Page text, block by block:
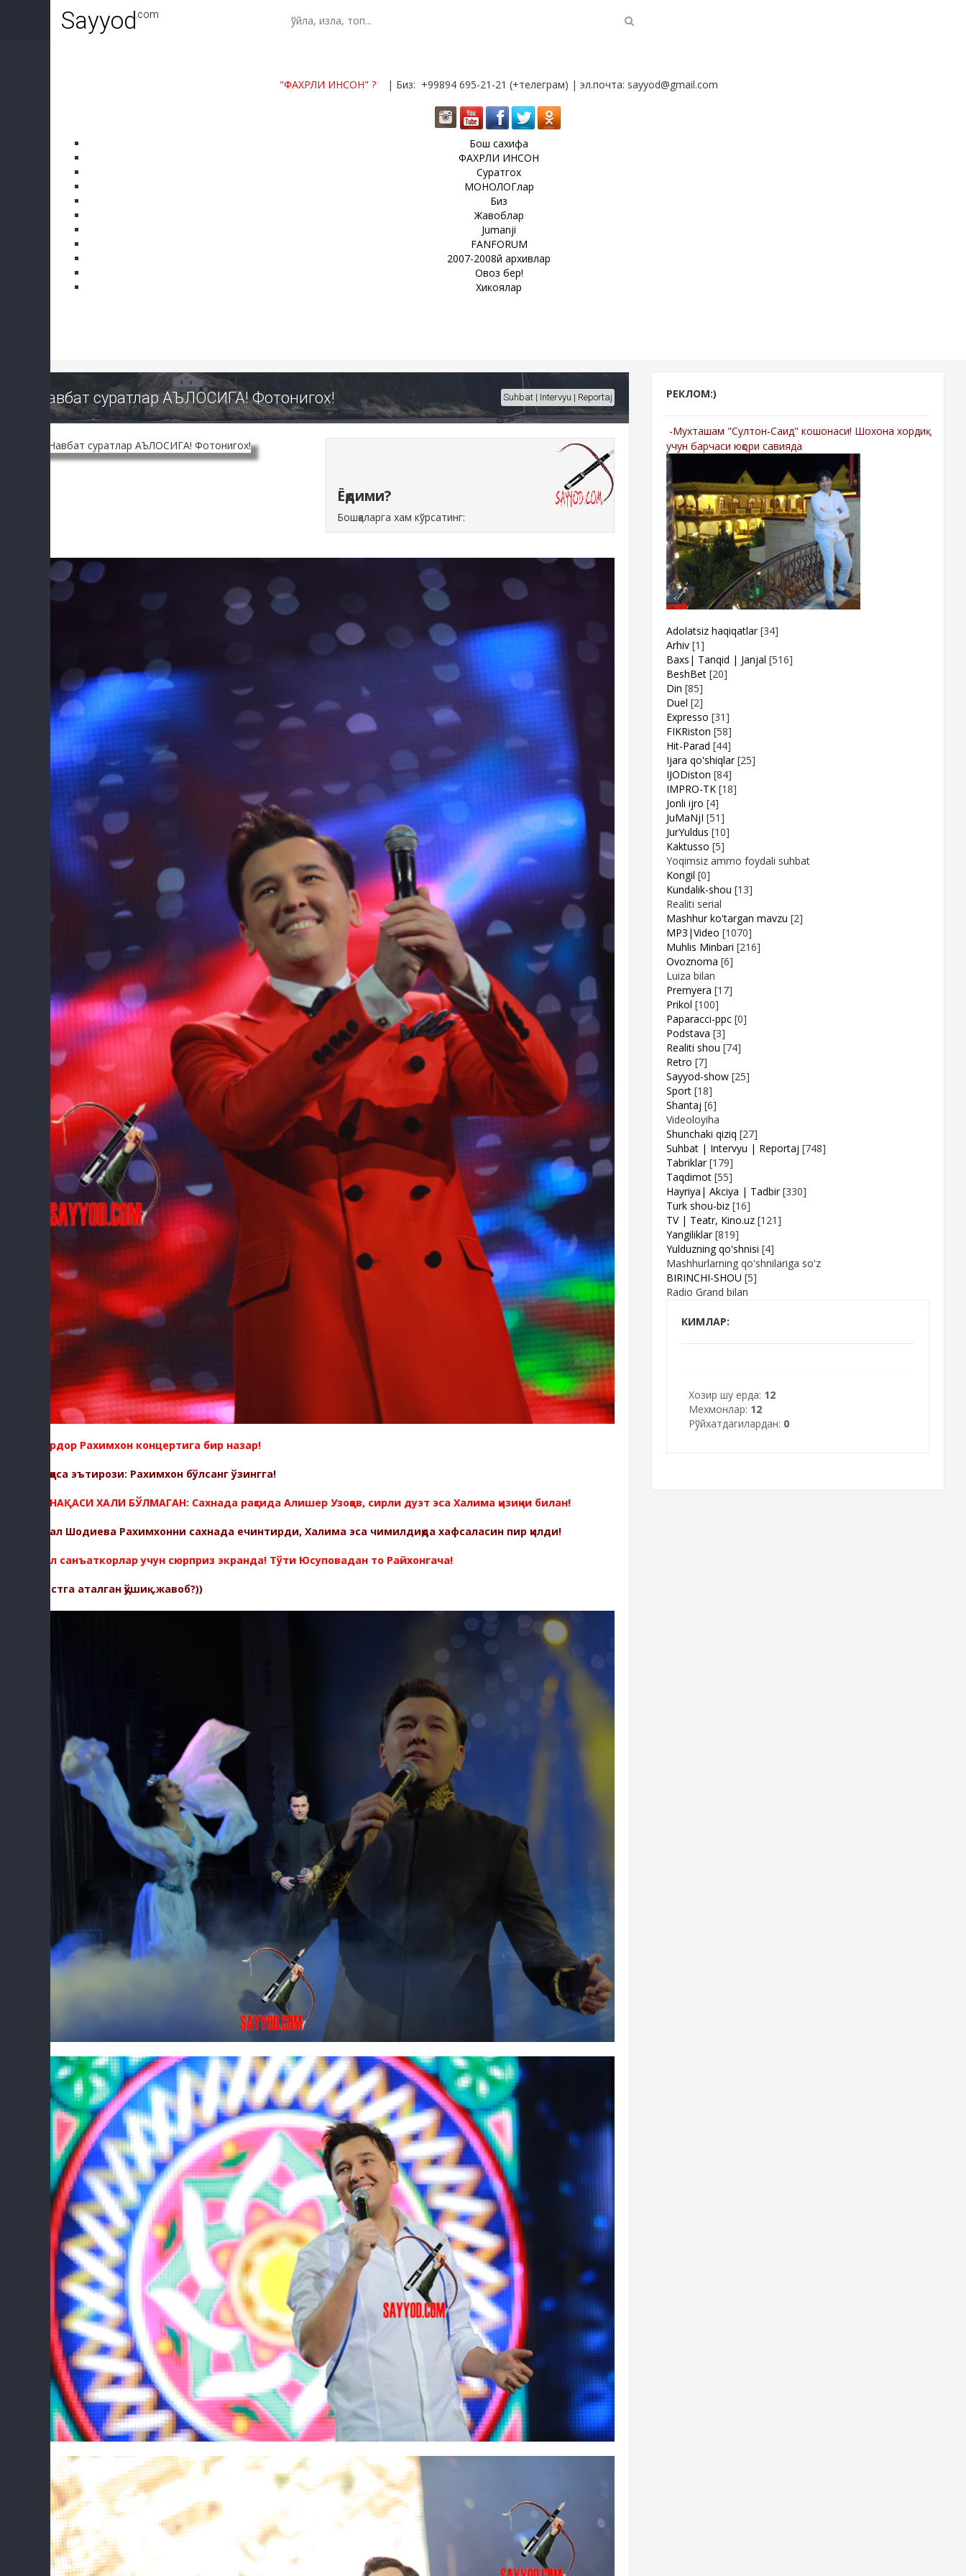
Sayyod.com
"ФАХРЛИ ИНСОН"? | Биз: +99894 695-21-21 (+телеграм) | эл.почта: sayyod@gmail.com
Бош сахифа
ФАХРЛИ ИНСОН
Суратгох
МОНОЛОГлар
Биз
Жавоблар
Jumanji
FANFORUM
2007-2008й архивлар
Овоз бер!
Хикоялар
Навбат суратлар АЪЛОСИГА! Фотонигох! Suhbat | Intervyu | Reportaj
Ёқдими?
Бошқаларга хам кўрсатинг:
Сардор Рахимхон концертига бир назар!
Раққоса эътирози: Рахимхон бўлсанг ўзингга!
БУНАҚАСИ ХАЛИ БЎЛМАГАН: Сахнада рақсида Алишер Узоқов, сирли дуэт эса Халима қизиқчи билан!
Асал Шодиева Рахимхонни сахнада ечинтирди, Халима эса чимилдиқда хафсаласин пир қилди!
Аёл санъаткорлар учун сюрприз экранда! Тўти Юсуповадан то Райхонгача!
Дўстга аталган қўшиқ...жавоб?))
РЕКЛОМ:)
-Мухташам "Султон-Саид" кошонаси! Шохона хордиқ
учун барчаси юқори савияда
Adolatsiz haqiqatlar [34]
Arhiv [1]
Baxs| Tanqid | Janjal [516]
BeshBet [20]
Din [85]
Duel [2]
Expresso [31]
FIKRiston [58]
Hit-Parad [44]
Ijara qo'shiqlar [25]
IJODiston [84]
IMPRO-TK [18]
Jonli ijro [4]
JuMaNjI [51]
JurYuldus [10]
Kaktusso [5]
Yoqimsiz ammo foydali suhbat
Kongil [0]
Kundalik-shou [13]
Realiti serial
Mashhur ko'targan mavzu [2]
MP3|Video [1070]
Muhlis Minbari [216]
Ovoznoma [6]
Luiza bilan
Premyera [17]
Prikol [100]
Paparacci-ppc [0]
Podstava [3]
Realiti shou [74]
Retro [7]
Sayyod-show [25]
Sport [18]
Shantaj [6]
Videoloyiha
Shunchaki qiziq [27]
Suhbat | Intervyu | Reportaj [748]
Tabriklar [179]
Taqdimot [55]
Hayriya| Akciya | Tadbir [330]
Turk shou-biz [16]
TV | Teatr, Kino.uz [121]
Yangiliklar [819]
Yulduzning qo'shnisi [4]
Mashhurlarning qo'shnilariga so'z
BIRINCHI-SHOU [5]
Radio Grand bilan
КИМЛАР:
Хозир шу ерда: 12
Мехмонлар: 12
Рўйхатдагилардан: 0